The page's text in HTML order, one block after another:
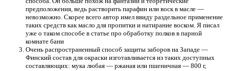
предположения, ведь растворить парафин или воск в масле —
невозможно. Скорее всего автор имел ввиду раздельное применение
таких средств как масло для пропитки и натирание воском. Я писал
уже о таком способе в статье про обработку полков в парной
комнате бани
Очень распространенный способ защиты заборов на Западе —
Финский состав для окраски изготавливается из таких доступных
составляющих: мука любая — ржаная или пшеничная — 800 г,